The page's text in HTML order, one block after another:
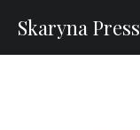
Skaryna Press